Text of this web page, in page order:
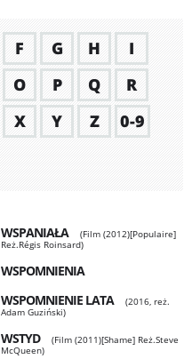
F G H
I
O P Q
R
X Y Z
0-9
WSPANIAŁA
(Film (2012)[Populaire]
Reż.Régis Roinsard)
WSPOMNIENIA
WSPOMNIENIE LATA
(2016, reż.
Adam Guziński)
WSTYD
(Film (2011)[Shame] Reż.Steve
McQueen)